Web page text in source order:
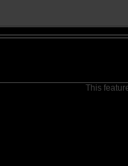
This